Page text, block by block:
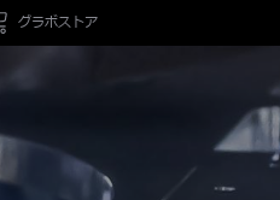
グラボストア